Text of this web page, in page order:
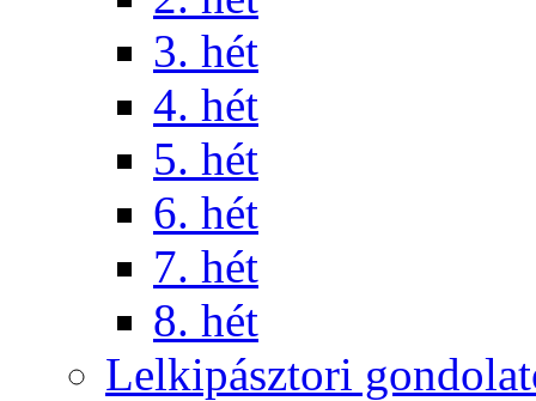
3. hét
4. hét
5. hét
6. hét
7. hét
8. hét
Lelkipásztori